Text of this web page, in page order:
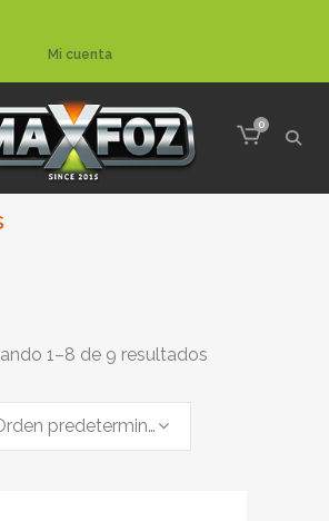
Mi cuenta
0
1–8 de 9 resultados
Orden predeterminado